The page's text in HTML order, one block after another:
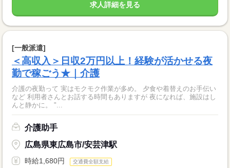
求人詳細を見る
[一般派遣]
＜高収入＞日収2万円以上！経験が活かせる夜
勤で稼ごう★｜介護
介護の夜勤って 実はモクモク作業が多め。 夕食や着替えのお手伝い
など 利用者さんとお話する時間もありますが 夜になれば、施設はし
んと静かに。 "...
介護助手
広島県東広島市/安芸津駅
時給1,680円 交通費全額支給